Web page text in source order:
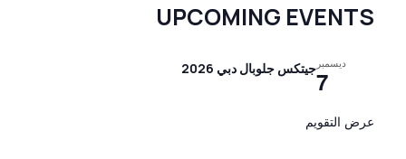
UPCOMING EVENTS
ديسمبر
7جيتكس جلوبال دبي 2026
عرض التقويم